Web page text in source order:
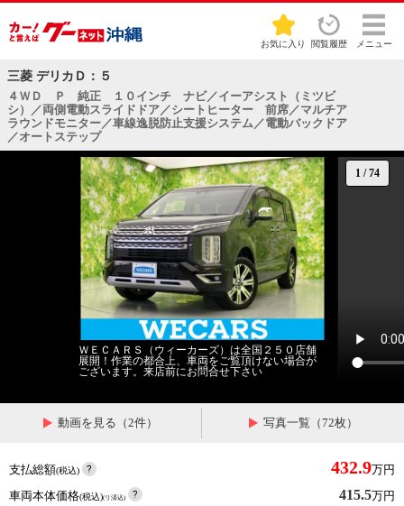
お気に入り 閲覧履歴 メニュー
三菱 デリカＤ：５
４ＷＤ Ｐ 純正 １０インチ ナビ／イーアシスト（ミツビ
シ）／両側電動スライドドア／シートヒーター 前席／マルチア
ラウンドモニター／車線逸脱防止支援システム／電動バックドア
／オートステップ
1 /74
ＷＥＣＡＲＳ（ウィーカーズ）は全国２５０店舗
展開！作業の都合上、車両をご覧頂けない場合が
ございます。来店前にお問合せ下さい
動画を見る（2件） 写真一覧（72枚）
支払総額(税込) 432.9万円
車両本体価格(税込)(リ済込) 415.5万円